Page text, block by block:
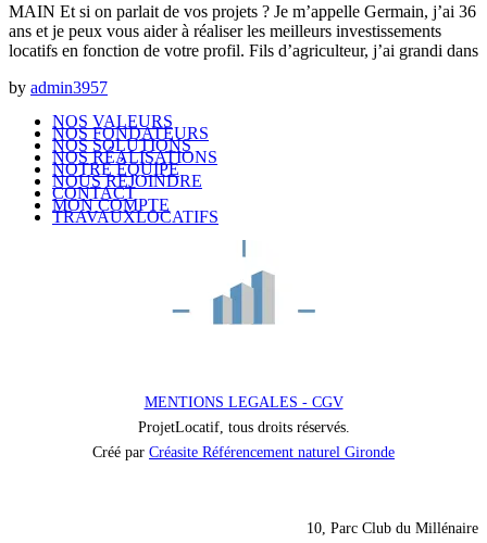
MAIN Et si on parlait de vos projets ? Je m’appelle Germain, j’ai 36
ans et je peux vous aider à réaliser les meilleurs investissements
locatifs en fonction de votre profil. Fils d’agriculteur, j’ai grandi dans
by admin3957
NOS VALEURS
NOS FONDATEURS
NOS SOLUTIONS
NOS RÉALISATIONS
NOTRE ÉQUIPE
NOUS REJOINDRE
CONTACT
MON COMPTE
TRAVAUXLOCATIFS
MENTIONS LEGALES - CGV
ProjetLocatif, tous droits réservés.
Créé par Créasite Référencement naturel Gironde
10, Parc Club du Millénaire